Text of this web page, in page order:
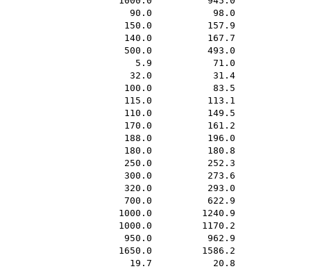
      90.0           98.0
     150.0          157.9
     140.0          167.7
     500.0          493.0
       5.9           71.0
      32.0           31.4
     100.0           83.5
     115.0          113.1
     110.0          149.5
     170.0          161.2
     188.0          196.0
     180.0          180.8
     250.0          252.3
     300.0          273.6
     320.0          293.0
     700.0          622.9
    1000.0         1240.9
    1000.0         1170.2
     950.0          962.9
    1650.0         1586.2